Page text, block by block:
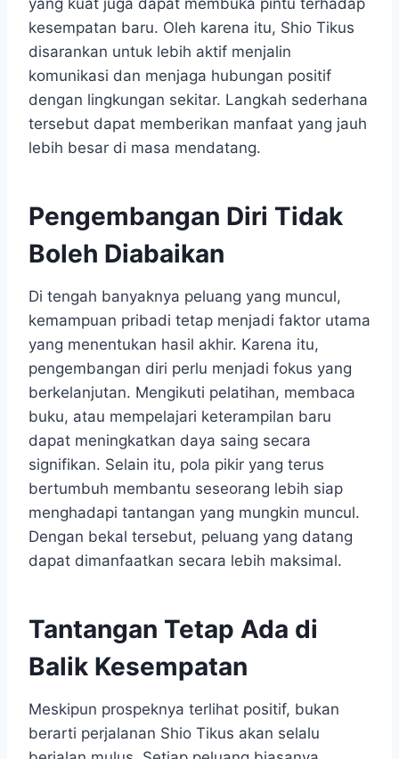
kesempatan baru. Oleh karena itu, Shio Tikus
disarankan untuk lebih aktif menjalin
komunikasi dan menjaga hubungan positif
dengan lingkungan sekitar. Langkah sederhana
tersebut dapat memberikan manfaat yang jauh
lebih besar di masa mendatang.
Pengembangan Diri Tidak
Boleh Diabaikan
Di tengah banyaknya peluang yang muncul,
kemampuan pribadi tetap menjadi faktor utama
yang menentukan hasil akhir. Karena itu,
pengembangan diri perlu menjadi fokus yang
berkelanjutan. Mengikuti pelatihan, membaca
buku, atau mempelajari keterampilan baru
dapat meningkatkan daya saing secara
signifikan. Selain itu, pola pikir yang terus
bertumbuh membantu seseorang lebih siap
menghadapi tantangan yang mungkin muncul.
Dengan bekal tersebut, peluang yang datang
dapat dimanfaatkan secara lebih maksimal.
Tantangan Tetap Ada di
Balik Kesempatan
Meskipun prospeknya terlihat positif, bukan
berarti perjalanan Shio Tikus akan selalu